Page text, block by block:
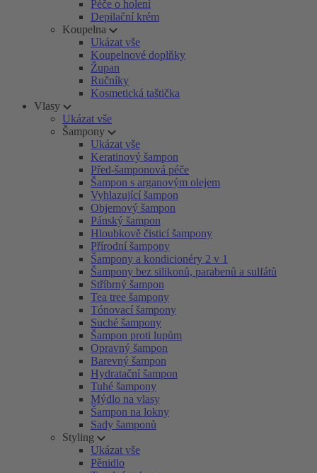
Péče o holení
Depilační krém
Koupelna
Ukázat vše
Koupelnové doplňky
Župan
Ručníky
Kosmetická taštička
Vlasy
Ukázat vše
Šampony
Ukázat vše
Keratinový šampon
Před-šamponová péče
Šampon s arganovým olejem
Vyhlazující šampon
Objemový šampon
Pánský šampon
Hloubkově čisticí šampony
Přírodní šampony
Šampony a kondicionéry 2 v 1
Šampony bez silikonů, parabenů a sulfátů
Stříbrný šampon
Tea tree šampony
Tónovací šampony
Suché šampony
Šampon proti lupům
Opravný šampon
Barevný šampon
Hydratační šampon
Tuhé šampony
Mýdlo na vlasy
Šampon na lokny
Sady šamponů
Styling
Ukázat vše
Pěnidlo